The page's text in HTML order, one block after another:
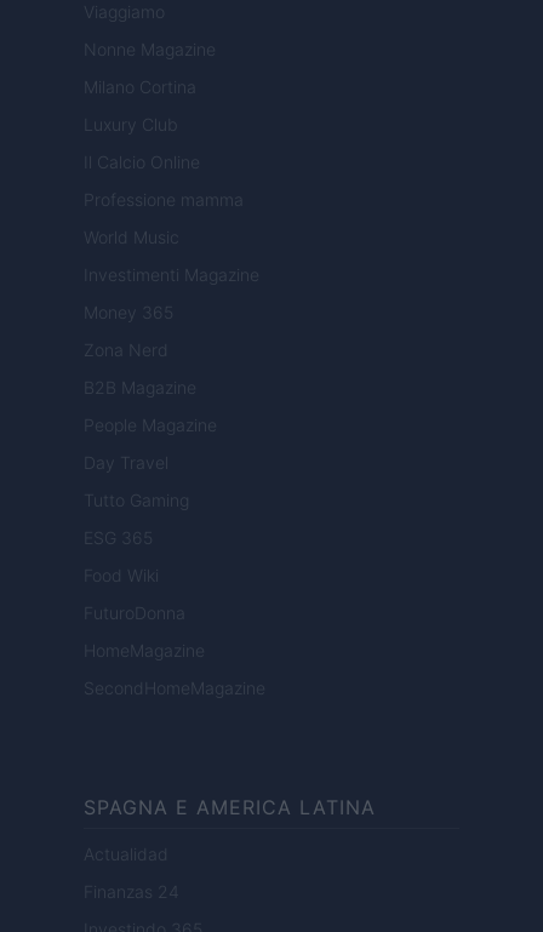
Viaggiamo
Nonne Magazine
Milano Cortina
Luxury Club
Il Calcio Online
Professione mamma
World Music
Investimenti Magazine
Money 365
Zona Nerd
B2B Magazine
People Magazine
Day Travel
Tutto Gaming
ESG 365
Food Wiki
FuturoDonna
HomeMagazine
SecondHomeMagazine
SPAGNA E AMERICA LATINA
Actualidad
Finanzas 24